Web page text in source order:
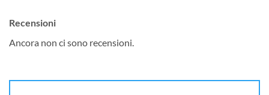
Recensioni
Ancora non ci sono recensioni.